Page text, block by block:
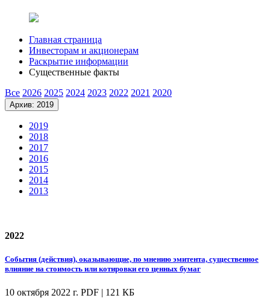
Главная страница
Инвесторам и акционерам
Раскрытие информации
Существенные факты
Все 2026 2025 2024 2023 2022 2021 2020
Архив: 2019
2019
2018
2017
2016
2015
2014
2013
2022
События (действия), оказывающие, по мнению эмитента, существенное
влияние на стоимость или котировки его ценных бумаг
10 октября 2022 г. PDF | 121 КБ